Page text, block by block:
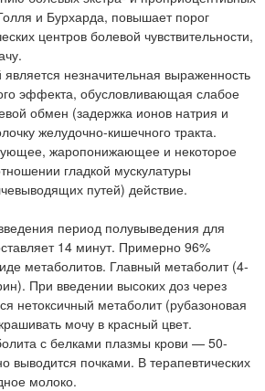
и Бурхарда, повышает порог
центров болевой чувствительности,
незначительная выраженность
эффекта, обусловливающая слабое
обмен (задержка ионов натрия и
желудочно-кишечного тракта.
жаропонижающее и некоторое
гладкой мускулатуры
путей) действие.
период полувыведения для
14 минут. Примерно 96%
метаболитов. Главный метаболит (4-
При введении высоких доз через
нетоксичный метаболит (рубазоновая
мочу в красный цвет.
с белками плазмы крови — 50-
выводится почками. В терапевтических
молоко.